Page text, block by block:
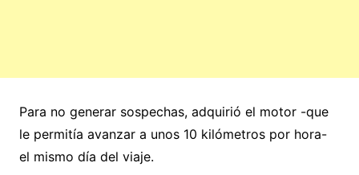
Para no generar sospechas, adquirió el motor -que
le permitía avanzar a unos 10 kilómetros por hora-
el mismo día del viaje.